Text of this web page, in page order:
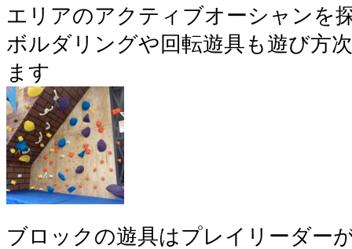
エリアのアクティブオーシャンを
ボルダリングや回転遊具も遊び方
ます
ブロックの遊具はプレイリーダー